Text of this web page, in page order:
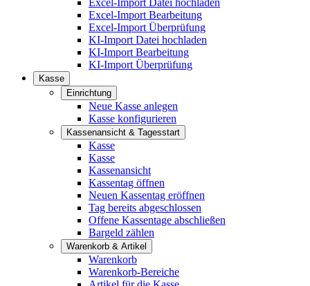
Excel-Import Datei hochladen
Excel-Import Bearbeitung
Excel-Import Überprüfung
KI-Import Datei hochladen
KI-Import Bearbeitung
KI-Import Überprüfung
Kasse
Einrichtung
Neue Kasse anlegen
Kasse konfigurieren
Kassenansicht & Tagesstart
Kasse
Kasse
Kassenansicht
Kassentag öffnen
Neuen Kassentag eröffnen
Tag bereits abgeschlossen
Offene Kassentage abschließen
Bargeld zählen
Warenkorb & Artikel
Warenkorb
Warenkorb-Bereiche